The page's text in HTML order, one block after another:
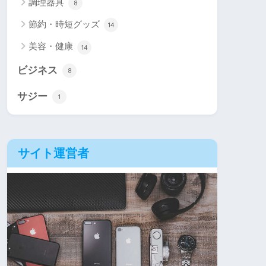
調理器具 8
節約・時短グッズ 14
美容・健康 14
ビジネス 8
サジー 1
サイト運営者